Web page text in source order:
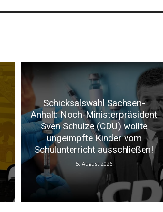
Schicksalswahl Sachsen-
Anhalt: Noch-Ministerpräsident
Sven Schulze (CDU) wollte
ungeimpfte Kinder vom
Schulunterricht ausschließen!
5. August 2026